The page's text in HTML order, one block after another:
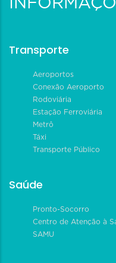
Transporte
Aeroportos
Conexão Aeroporto
Rodoviária
Estação Ferroviária
Metrô
Táxi
Transporte Público
Saúde
Pronto-Socorro
Centro de Atenção à
SAMU